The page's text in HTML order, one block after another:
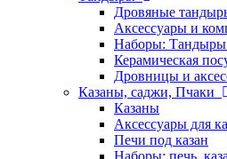
Дровяные
Аксессуары и
Наборы: Тандыры
Керамическая
Дровницы и
Казаны, саджи, Пчаки
Казаны
Аксессуары для
Печи под казан
Наборы: печь,